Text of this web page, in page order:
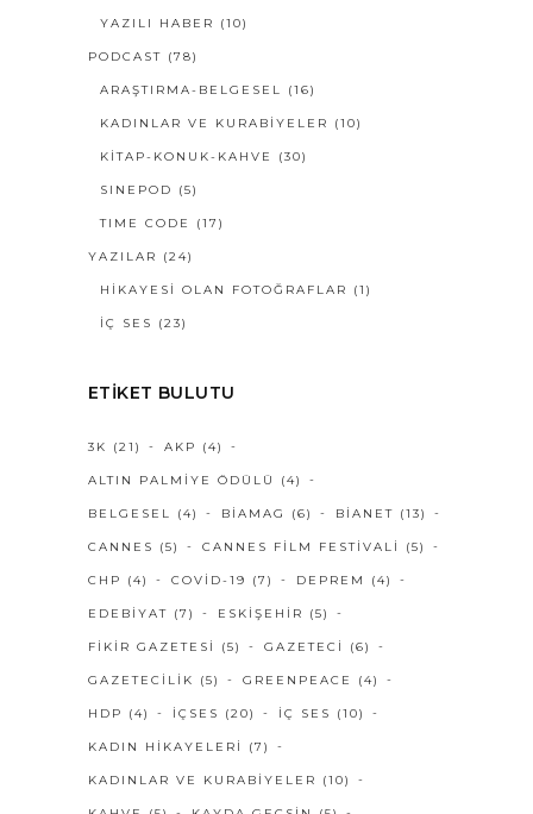
YAZILI HABER (10)
PODCAST (78)
ARAŞTIRMA-BELGESEL (16)
KADINLAR VE KURABİYELER (10)
KİTAP-KONUK-KAHVE (30)
SINEPOD (5)
TIME CODE (17)
YAZILAR (24)
HIKAYESI OLAN FOTOĞRAFLAR (1)
İÇ SES (23)
ETIKET BULUTU
3K (21) AKP (4)
ALTIN PALMIYE ÖDÜLÜ (4)
BELGESEL (4) BIAMAG (6) BIANET (13)
CANNES (5) CANNES FILM FESTIVALI (5)
CHP (4) COVID-19 (7) DEPREM (4)
EDEBIYAT (7) ESKIŞEHIR (5)
FIKIR GAZETESI (5) GAZETECI (6)
GAZETECILIK (5) GREENPEACE (4)
HDP (4) IÇSES (20) IÇ SES (10)
KADIN HIKAYELERI (7)
KADINLAR VE KURABIYELER (10)